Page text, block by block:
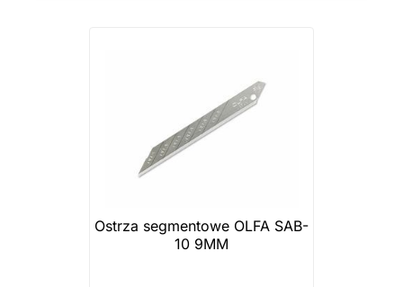
Ostrza segmentowe OLFA SAB-
10 9MM